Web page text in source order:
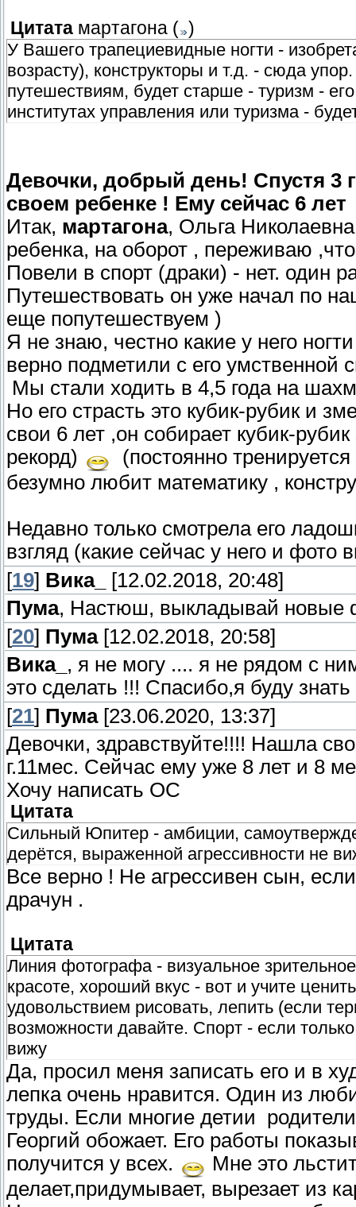
Цитата мартагона ( )
У Вашего трапециевидные ногти -
возрасту), конструкторы и т.д. - сюда
путешествиям, будет старше - туризм -
институтах управления или туризма -
Девочки, добрый день! Спустя 3
своем ребенке ! Ему сейчас 6 лет
Итак, мартагона, Ольга
ребенка, на оборот , переживаю
Повели в спорт (драки) - нет. один
Путешествовать он уже начал по
еще попутешествуем )
Я не знаю, честно какие у него
верно подметили с его умственной
Мы стали ходить в 4,5 года на
Но его страсть это кубик-рубик и
свои 6 лет ,он собирает кубик-
рекорд)
(постоянно
безумно любит математику ,
Недавно только смотрела его
взгляд (какие сейчас у него и
[19] Вика_
[12.02.2018, 20:48]
Пума, Настюш, выкладывай новые
[20] Пума[12.02.2018, 20:58]
Вика_ , я не могу .... я не рядом с
это сделать !!! Спасибо,я буду
[21] Пума[23.06.2020, 13:37]
Девочки, здравствуйте!!!! Нашла
г.11мес. Сейчас ему уже 8 лет и 8
Хочу написать ОС
Цитата
Сильный Юпитер - амбиции,
дерётся, выраженной агрессивности не
Все верно ! Не агрессивен сын,
драчун .
Цитата
Линия фотографа - визуальное
красоте, хороший вкус - вот и учите
удовольствием рисовать, лепить (если
возможности давайте. Спорт - если
вижу
Да, просил меня записать его и в
лепка очень нравится. Один из
труды. Если многие детии
Георгий обожает. Его работы
получится у всех.
Мне это
делает,придумывает, вырезает из